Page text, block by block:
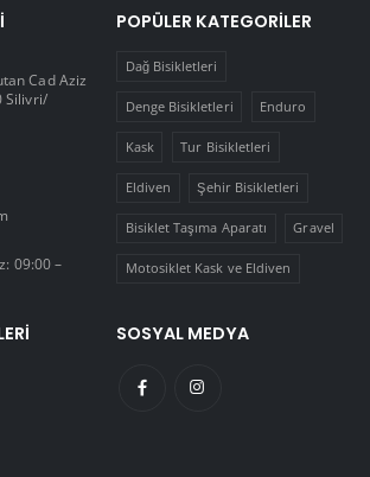
Cad Aziz
Silivri/
09:00 –
POPÜLER KATEGORILER
Dağ Bisikletleri
Denge Bisikletleri Enduro
Kask Tur Bisikletleri
Eldiven Şehir Bisikletleri
Bisiklet Taşıma Aparatı Gravel
Motosiklet Kask ve Eldiven
SOSYAL MEDYA